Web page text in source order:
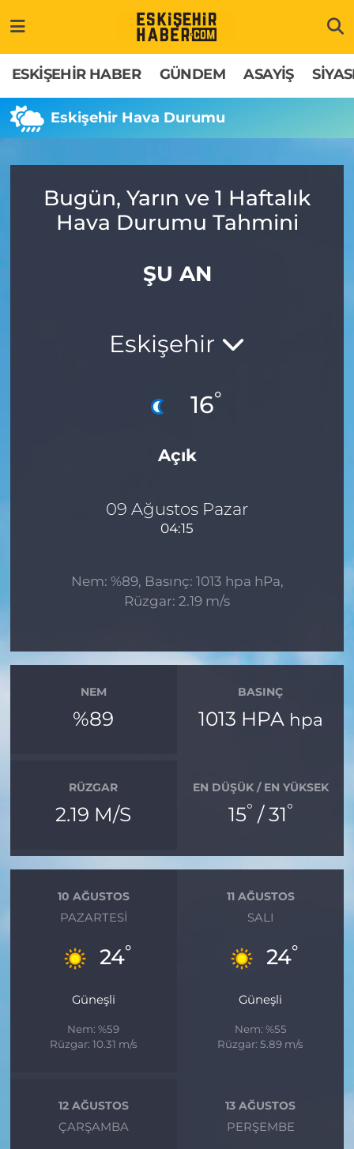
ESKİŞEHİR HABER GÜNDEM ASAYİŞ
Eskişehir Hava Durumu
Bugün, Yarın ve 1 Haftalık
Hava Durumu Tahmini
ŞU AN
Eskişehir
16°
Açık
09 Ağustos Pazar
04:15
Nem: %89, Basınç: 1013 hpa hPa,
Rüzgar: 2.19 m/s
NEM
%89
BASINÇ
1013 HPA hpa
RÜZGAR
2.19 M/S
EN DÜŞÜK / EN YÜKSEK
15° / 31°
10 AĞUSTOS
PAZARTESI
24°
Güneşli
Nem: %59
Rüzgar: 10.31 m/s
11 AĞUSTOS
SALI
24°
Güneşli
Nem: %55
Rüzgar: 5.89 m/s
12 AĞUSTOS
ÇARŞAMBA
13 AĞUSTOS
PERŞEMBE
GÜNDEM
ASAYİŞ
EKONOMİ
Hakkımızda
İletişim
Odunpazarı Trafik Yoğunluk Haritası
Süper Lig Puan Durumu ve Fikstür
Son Dakika Haberleri